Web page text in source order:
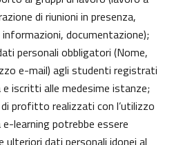
di riunioni in presenza,
documentazione);
personali obbligatori (Nome,
e-mail) agli studenti registrati
iscritti alle medesime istanze;
profitto realizzati con l’utilizzo
learning potrebbe essere
ulteriori dati personali idonei al